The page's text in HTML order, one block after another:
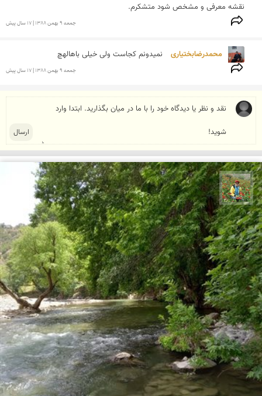
نقشه معرفی و مشخص شود متشکرم.
جمعه 9 بهمن 1388 | 17 سال پیش
محمدرضابختیاری نمیدونم کجاست ولی خیلی باهالهچ
جمعه 9 بهمن 1388 | 17 سال پیش
اسفندیار خدایی